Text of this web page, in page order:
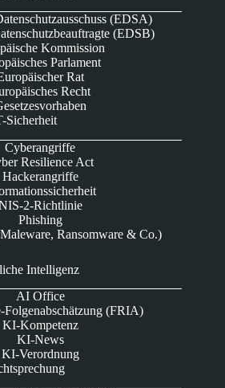
(EDSA)
(EDSB)
Kommission
Parlament
Rat
Recht
Sicherheit
Cyberangriffe
Resilience Act
Hackerangriffe
2-Richtlinie
Phishing
Ransomware & Co.)
Intelligenz
AI Office
Folgenabschätzung (FRIA)
KI-Kompetenz
KI-News
KI-Verordnung